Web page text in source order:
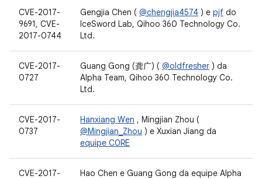
CVE-2017-
9691, CVE-
2017-0744
Gengjia Chen ( @chengjia4574 ) e pjf do
IceSword Lab, Qihoo 360 Technology Co.
Ltd.
CVE-2017-
0727
Guang Gong (龚广) ( @oldfresher ) da
Alpha Team, Qihoo 360 Technology Co.
Ltd.
CVE-2017-
0737
Hanxiang Wen , Mingjian Zhou (
@Mingjian_Zhou ) e Xuxian Jiang da
equipe C0RE
CVE-2017-
Hao Chen e Guang Gong da equipe Alpha